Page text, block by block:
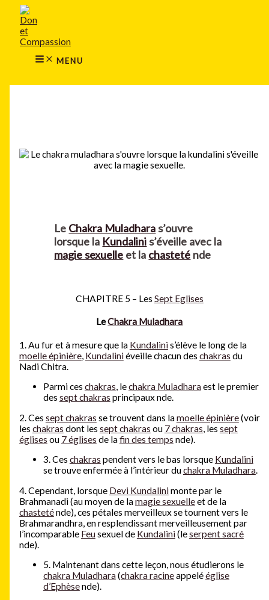
Aller
contenu
MENU
Le Chakra Muladharas’ouvre
lorsque la Kundalinis’éveille avec la
magie sexuelle et la chasteté nde
CHAPITRE 5 – Les Sept Eglises
LeChakra Muladhara
1. Au fur et à mesure que la Kundalinis’élève le long de la
moelle épinière, Kundaliniéveille chacun des chakras du
Nadi Chitra.
Parmi ces chakras, lechakra Muladharaest le premier
des sept chakras principaux nde.
2. Ces sept chakras se trouvent dans lamoelle épinière(voir
les chakras dont les sept chakras ou 7 chakras, les sept
églises ou 7 églises de lafin des temps nde).
3. Ces chakras pendent vers le bas lorsque Kundalini
se trouve enfermée à l’intérieur duchakra Muladhara.
4. Cependant, lorsque Devi Kundalinimonte par le
Brahmanadi (au moyen de lamagie sexuelleet de la
chasteténde), ces pétales merveilleux se tournent vers le
Brahmarandhra, en resplendissant merveilleusement par
l’incomparable Feusexuel de Kundalini(leserpent sacré
nde).
5. Maintenant dans cette leçon, nous étudierons le
chakra Muladhara(chakra racineappelééglise
d’Ephèsende).